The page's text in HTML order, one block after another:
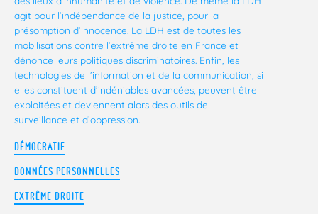
agit pour l’indépendance de la justice, pour la
présomption d’innocence. La LDH est de toutes les
mobilisations contre l’extrême droite en France et
dénonce leurs politiques discriminatoires. Enfin, les
technologies de l’information et de la communication, si
elles constituent d’indéniables avancées, peuvent être
exploitées et deviennent alors des outils de
surveillance et d’oppression.
DÉMOCRATIE
DONNÉES PERSONNELLES
EXTRÊME DROITE